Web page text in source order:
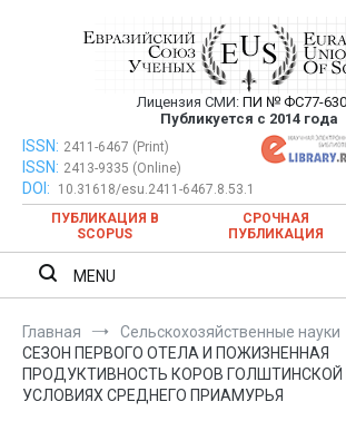
Евразийский Союз
публикация научных
ежемесячном
Лицензия СМИ: ПИ № ФС77-
Публикуется с 2014 года
Евразийский Союз Ученых — публикация
ежемесячном научном
ISSN: 2411-6467 (Print)
ISSN: 2413-9335 (Online)
DOI:
10.31618/esu.2411-6467.8.53.1
ПУБЛИКАЦИЯ В
SCOPUS
СРОЧНАЯ
ПУБЛИКАЦИЯ
MENU
Главная
Сельскохозяйственные науки
СЕЗОН ПЕРВОГО ОТЕЛА И ПОЖИЗНЕННАЯ
ПРОДУКТИВНОСТЬ КОРОВ
УСЛОВИЯХ СРЕДНЕГО ПРИАМУРЬЯ